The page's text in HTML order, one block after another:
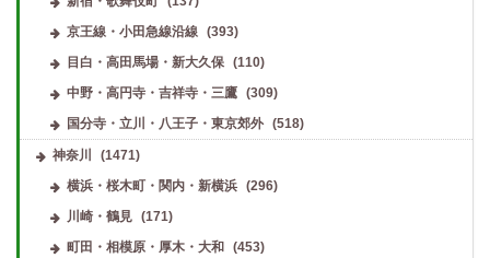
京王線・小田急線沿線
(393)
目白・高田馬場・新大久保
(110)
中野・高円寺・吉祥寺・三鷹
(309)
国分寺・立川・八王子・東京郊外
(518)
神奈川
(1471)
横浜・桜木町・関内・新横浜
(296)
川崎・鶴見
(171)
町田・相模原・厚木・大和
(453)